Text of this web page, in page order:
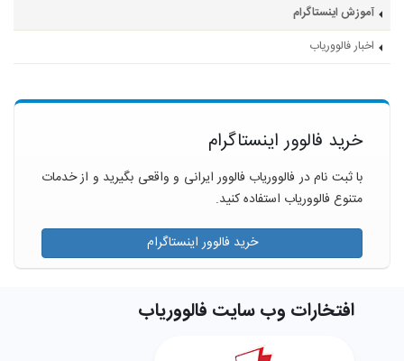
آموزش اینستاگرام
اخبار فالووریاب
خرید فالوور اینستاگرام
با ثبت نام در فالووریاب فالوور ایرانی و واقعی بگیرید و از خدمات
متنوع فالووریاب استفاده کنید.
خرید فالوور اینستاگرام
افتخارات وب سایت فالووریاب